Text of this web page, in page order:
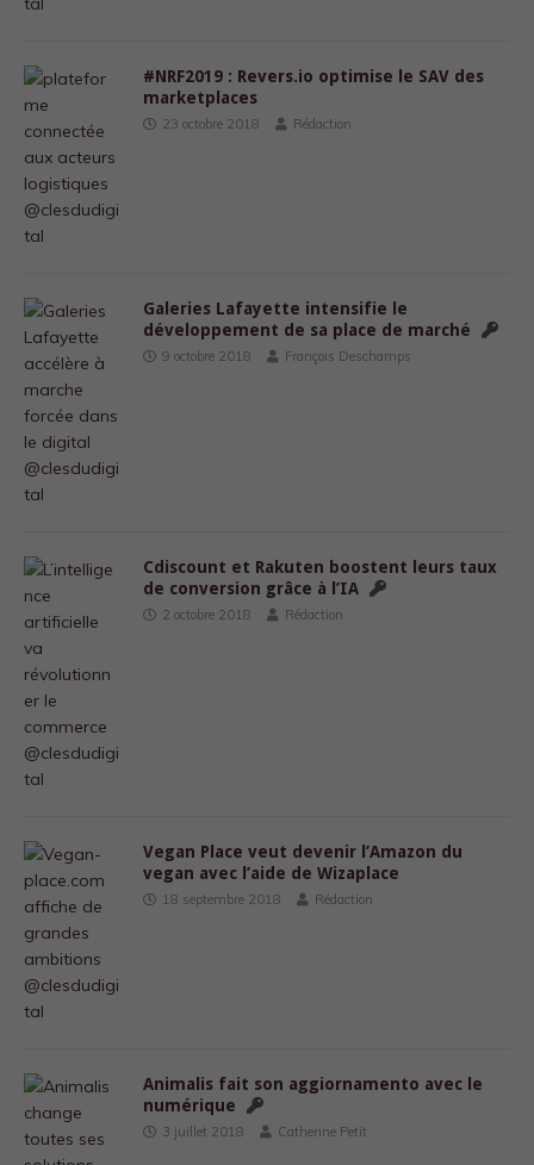
#NRF2019 : Revers.io optimise le SAV des
marketplaces
23 octobre 2018 Rédaction
Galeries Lafayette intensifie le
développement de sa place de marché
9 octobre 2018 François Deschamps
Cdiscount et Rakuten boostent leurs taux
de conversion grâce à l’IA
2 octobre 2018 Rédaction
Vegan Place veut devenir l’Amazon du
vegan avec l’aide de Wizaplace
18 septembre 2018 Rédaction
Animalis fait son aggiornamento avec le
numérique
3 juillet 2018 Catherine Petit